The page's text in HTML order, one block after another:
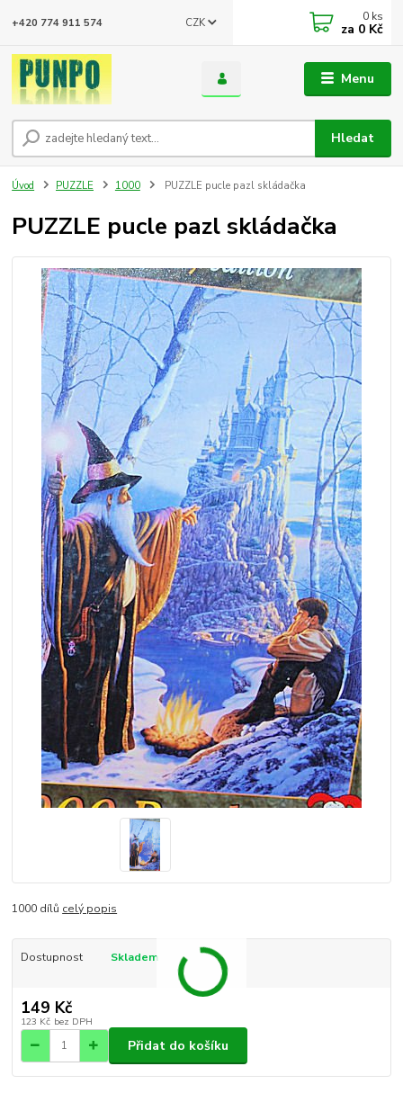
Menu
CZK
Hledat
+420 774 911 574 0 ks
za 0 Kč
Úvod PUZZLE 1000 PUZZLE pucle pazl skládačka
PUZZLE pucle pazl skládačka
1000 dílů celý popis
Dostupnost Skladem
149 Kč
123 Kč bez DPH
Přidat do košíku